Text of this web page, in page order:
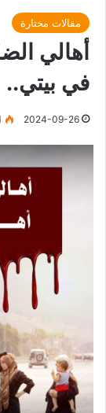
مقالات مختارة
أهالي
في بيتي..
2024-09-26